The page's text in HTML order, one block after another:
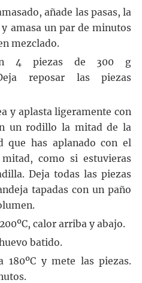
añade las pasas, la
amasa un par de minutos
mezclado.
4 piezas de 300 g
reposar las piezas
y aplasta ligeramente con
un rodillo la mitad de la
que has aplanado con el
como si estuvieras
Deja todas las piezas
tapadas con un paño
calor arriba y abajo.
batido.
180ºC y mete las piezas.